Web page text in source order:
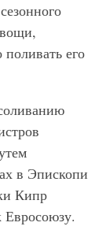
его
в Эпископи
Кипр